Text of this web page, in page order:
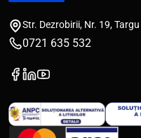
Str. Dezrobirii, Nr. 19,
0721 635 532